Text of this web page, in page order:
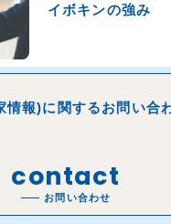
イボキンの強み
情報)に関するお問い合
contact
お問い合わせ